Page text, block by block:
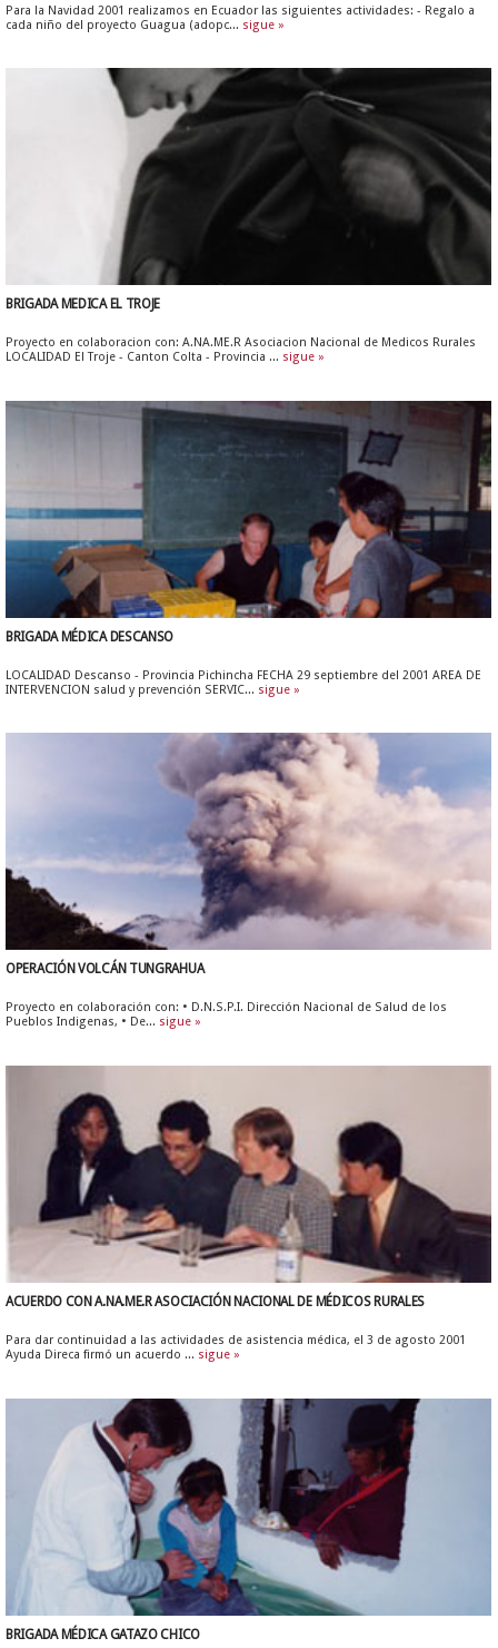
Para la Navidad 2001 realizamos en Ecuador las siguientes actividades: - Regalo a
cada niño del proyecto Guagua (adopc... sigue »
BRIGADA MEDICA EL TROJE
Proyecto en colaboracion con: A.NA.ME.R Asociacion Nacional de Medicos Rurales
LOCALIDAD El Troje - Canton Colta - Provincia ... sigue »
BRIGADA MÉDICA DESCANSO
LOCALIDAD Descanso - Provincia Pichincha FECHA 29 septiembre del 2001 AREA DE
INTERVENCION salud y prevención SERVIC... sigue »
OPERACIÓN VOLCÁN TUNGRAHUA
Proyecto en colaboración con: • D.N.S.P.I. Dirección Nacional de Salud de los
Pueblos Indigenas, • De... sigue »
ACUERDO CON A.NA.ME.R ASOCIACIÓN NACIONAL DE MÉDICOS RURALES
Para dar continuidad a las actividades de asistencia médica, el 3 de agosto 2001
Ayuda Direca firmó un acuerdo ... sigue »
BRIGADA MÉDICA GATAZO CHICO